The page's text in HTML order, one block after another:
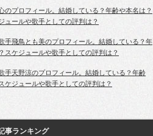
のプロフィール。結婚している？年齢や本名は？
ュールや歌手としての評判は？
手飛鳥とも美のプロフィール。結婚している？年
スケジュールや歌手としての評判は？
手天野涼のプロフィール。結婚している？年齢
ケジュールや歌手としての評判は？
事ランキング